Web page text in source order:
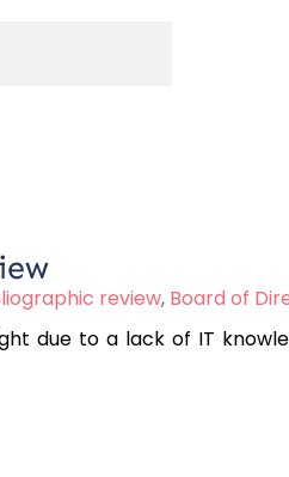
review, Board of
due to a lack of IT